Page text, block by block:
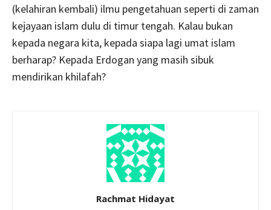
(kelahiran kembali) ilmu pengetahuan seperti di zaman
kejayaan islam dulu di timur tengah. Kalau bukan
kepada negara kita, kepada siapa lagi umat islam
berharap? Kepada Erdogan yang masih sibuk
mendirikan khilafah?
Rachmat Hidayat